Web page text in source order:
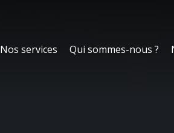
Nos services Qui sommes-nous ?